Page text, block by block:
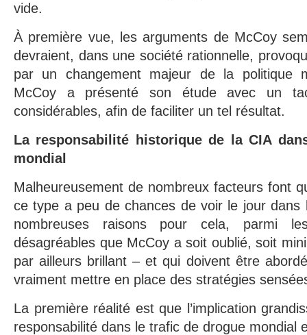
vide.
À première vue, les arguments de McCoy
devraient, dans une société rationnelle,
par un changement majeur de la politique
McCoy a présenté son étude avec un
considérables, afin de faciliter un tel résultat.
La responsabilité historique de la CIA
mondial
Malheureusement de nombreux facteurs font
ce type a peu de chances de voir le jour dans
nombreuses raisons pour cela, parmi
désagréables que McCoy a soit oublié, soit
par ailleurs brillant – et qui doivent être
vraiment mettre en place des stratégies
La première réalité est que l’implication
responsabilité dans le trafic de drogue mondial